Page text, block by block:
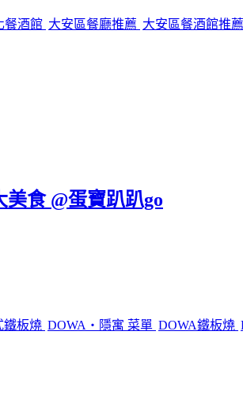
餐酒館 大安區餐廳推薦 大安區餐酒館推薦
食 @蛋寶趴趴go
鐵板燒 DOWA・隱寓 菜單 DOWA鐵板燒